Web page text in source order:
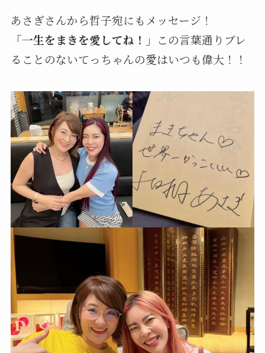
あさぎさんから哲子宛にもメッセージ！
「一生をまきを愛してね！」 この言葉通りブレ
ることのないてっちゃんの愛はいつも偉大！！